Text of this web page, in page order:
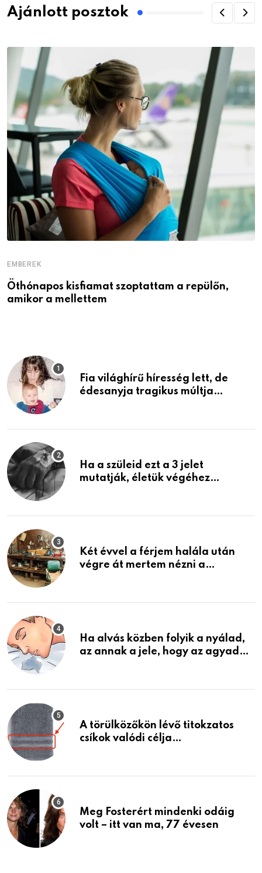
Ajánlott posztok
EMBEREK
Öthónapos kisfiamat szoptattam a repülőn,
amikor a mellettem
Fia világhírű híresség lett, de
édesanyja tragikus múltja
Ha a szüleid ezt a 3 jelet
mutatják, életük végéhez
Két évvel a férjem halála után
végre át mertem nézni a
életemet
Ha alvás közben folyik a nyálad,
az annak a jele, hogy az agyad…
A törülközőkön lévő titokzatos
csíkok valódi célja…
Meg Fosterért mindenki odáig
volt – itt van ma, 77 évesen